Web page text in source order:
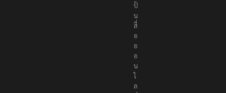
ป็
น
สื่
อ
อ
อ
น
ไ
ล